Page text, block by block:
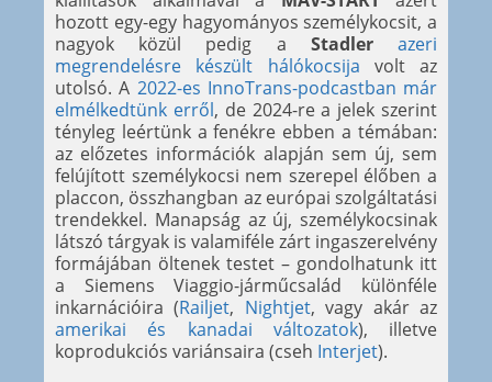
hozott egy-egy hagyományos személykocsit, a
nagyok közül pedig a Stadler
azeri
megrendelésre készült hálókocsija volt az
utolsó. A 2022-es InnoTrans-podcastban már
elmélkedtünk erről, de 2024-re a jelek szerint
tényleg leértünk a fenékre ebben a témában:
az előzetes információk alapján sem új, sem
felújított személykocsi nem szerepel élőben a
placcon, összhangban az európai szolgáltatási
trendekkel. Manapság az új, személykocsinak
látszó tárgyak is valamiféle zárt ingaszerelvény
formájában öltenek testet – gondolhatunk itt
a Siemens Viaggio-járműcsalád különféle
inkarnációira (Railjet, Nightjet, vagy akár az
amerikai és kanadai változatok), illetve
koprodukciós variánsaira (cseh Interjet).